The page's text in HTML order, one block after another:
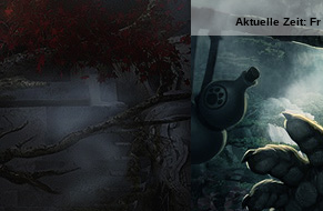
Aktuelle Zeit: